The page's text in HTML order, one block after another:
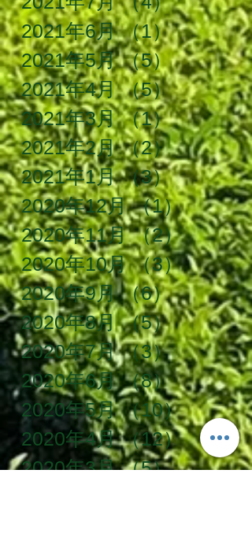
2021年6月 （1）1件の記事
2021年5月 （5）5件の記事
2021年4月 （5）5件の記事
2021年3月 （1）1件の記事
2021年2月 （2）2件の記事
2021年1月 （3）3件の記事
2020年12月 （1）1件の記
2020年11月 （2）2件の記
2020年10月 （3）3件の記
2020年9月 （6）6件の記事
2020年8月 （5）5件の記事
2020年7月 （3）3件の記事
2020年6月 （8）8件の記事
2020年5月 （10）10件の
2020年4月 （12）12件の
2020年3月 （5）5件の記事